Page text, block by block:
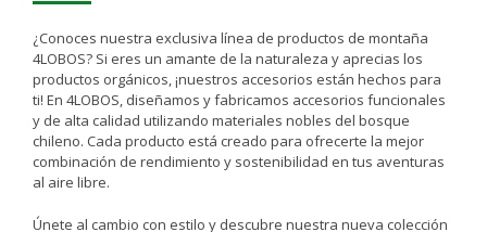
¿Conoces nuestra exclusiva línea de productos de montaña
4LOBOS? Si eres un amante de la naturaleza y aprecias los
productos orgánicos, ¡nuestros accesorios están hechos para
ti! En 4LOBOS, diseñamos y fabricamos accesorios funcionales
y de alta calidad utilizando materiales nobles del bosque
chileno. Cada producto está creado para ofrecerte la mejor
combinación de rendimiento y sostenibilidad en tus aventuras
al aire libre.
Únete al cambio con estilo y descubre nuestra nueva colección